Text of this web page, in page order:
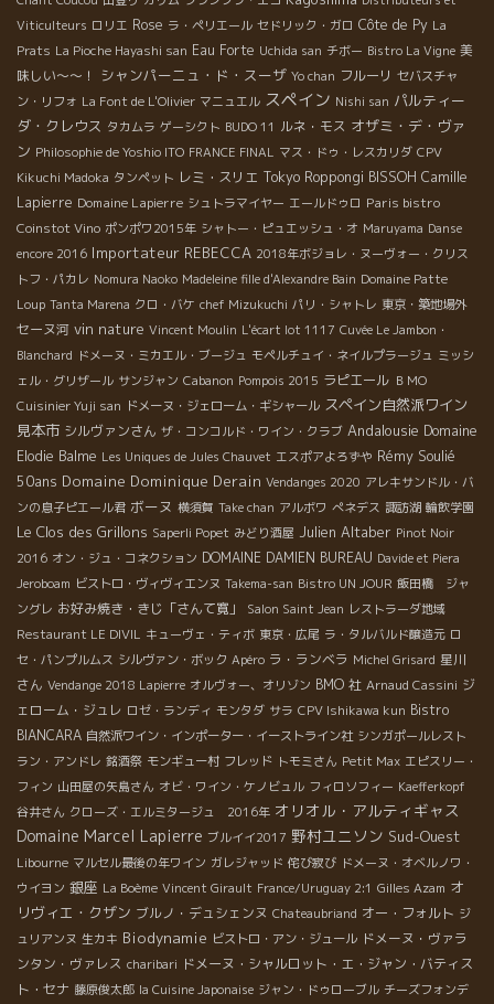
Viticulteurs ロリエ Rose ラ・ペリエール セドリック・ガロ Côte de Py La
Prats La Pioche Hayashi san Eau Forte Uchida san チボー Bistro La Vigne 美
味しい～～！
シャンパーニュ・ド・スーザ Yo chan フルーリ セバスチャ
ン・リフォ La Font de L'Olivier マニュエル スペイン Nishi san パルティー
ダ・クレウス タカムラ ゲーシクト BUDO 11 ルネ・モス オザミ・デ・ヴァ
ン Philosophie de Yoshio ITO FRANCE FINAL マス・ドゥ・レスカリダ CPV
Kikuchi Madoka タンペット レミ・スリエ Tokyo Roppongi BISSOH Camille
Lapierre Domaine Lapierre シュトラマイヤー エールドゥロ Paris bistro
Coinstot Vino ポンポワ2015年 シャトー・ピュエッシュ・オ Maruyama Danse
encore 2016 Importateur REBECCA 2018年ボジョレ・ヌーヴォー・クリス
トフ・パカレ Nomura Naoko Madeleine fille d'Alexandre Bain Domaine Patte
Loup Tanta Marena クロ・バケ chef Mizukuchi パリ・シャトレ 東京・築地場外
セーヌ河 vin nature Vincent Moulin L'écart lot 1117 Cuvée Le Jambon・
Blanchard ドメーヌ・ミカエル・ブージュ モペルチュイ・ネイルプラージュ ミッシ
ェル・グリザール サンジャン Cabanon Pompois 2015 ラピエール ＢＭО
Cuisinier Yuji san ドメーヌ・ジェローム・ギシャール スペイン自然派ワイン
見本市 シルヴァンさん ザ・コンコルド・ワイン・クラブ Andalousie Domaine
Elodie Balme Les Uniques de Jules Chauvet エスポアよろずや Rémy Soulié
50ans Domaine Dominique Derain Vendanges 2020 アレキサンドル・バ
ンの息子ピエール君 ボーヌ 横須賀 Take chan アルボワ ぺネデス 諏訪湖 輪飲学園
Le Clos des Grillons Saperli Popet みどり酒屋 Julien Altaber Pinot Noir
2016 オン・ジュ・コネクション DOMAINE DAMIEN BUREAU Davide et Piera
Jeroboam ビストロ・ヴィヴィエンヌ Takema-san Bistro UN JOUR 飯田橋 ジャ
ングレ お好み焼き・きじ「さんて寛」 Salon Saint Jean レストラーダ地域
Restaurant LE DIVIL キューヴェ・ティボ 東京・広尾 ラ・タルバルド醸造元 ロ
セ・パンプルムス シルヴァン・ボック Apéro ラ・ランベラ Michel Grisard 星川
さん Vendange 2018 Lapierre オルヴォー、オリゾン BMO 社 Arnaud Cassini ジ
ェローム・ジュレ ロゼ・ランディ モンタダ サラ CPV Ishikawa kun Bistro
BIANCARA 自然派ワイン・インポーター・イーストライン社 シンガポールレスト
ラン・アンドレ 銘酒祭 モンギュー村 フレッド トモミさん Petit Max エピスリー・
フィン 山田屋の矢島さん オビ・ワイン・ケノビュル フィロソフィー Kaefferkopf
谷井さん クローズ・エルミタージュ 2016年 オリオル・アルティギャス
Domaine Marcel Lapierre ブルイイ2017 野村ユニソン Sud-Ouest
Libourne マルセル最後の年ワイン ガレジャッド 侘び寂び ドメーヌ・オベルノワ・
ウイヨン 銀座 La Boème Vincent Girault France/Uruguay 2:1 Gilles Azam オ
リヴィエ・クザン ブルノ・デュシェンヌ Chateaubriand オー・フォルト ジ
ュリアンヌ 生カキ Biodynamie ビストロ・アン・ジュール ドメーヌ・ヴァラ
ンタン・ヴァレス charibari ドメーヌ・シャルロット・エ・ジャン・バティス
ト・セナ 藤原俊太郎 la Cuisine Japonaise ジャン・ドゥローブル チーズフォンデ